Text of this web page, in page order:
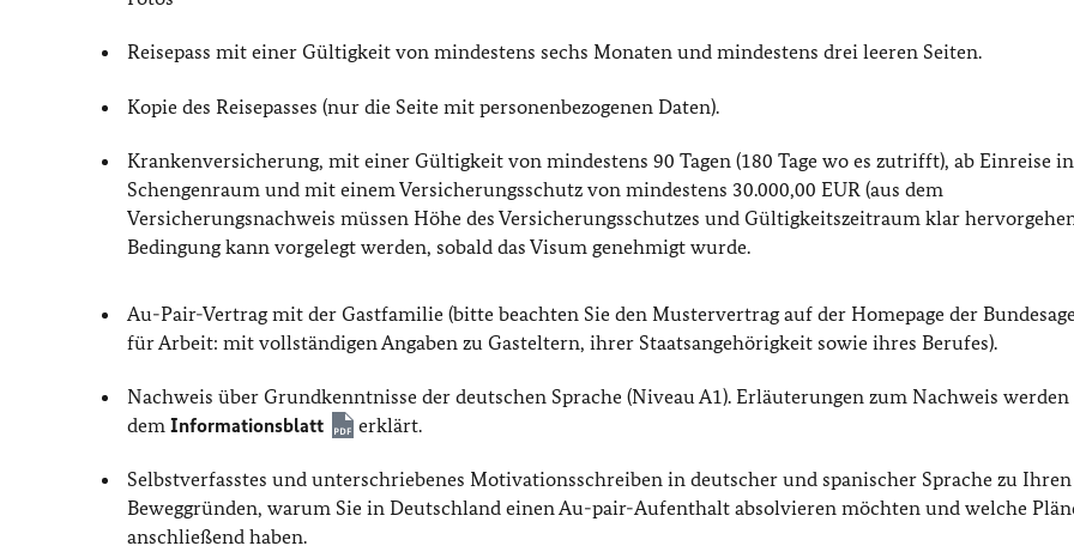
Reisepass mit einer Gültigkeit von mindestens sechs Monaten und mindestens drei leeren Seiten.
Kopie des Reisepasses (nur die Seite mit personenbezogenen Daten).
Krankenversicherung, mit einer Gültigkeit von mindestens 90 Tagen (180 Tage wo es zutrifft), ab Einreise
Schengenraum und mit einem Versicherungsschutz von mindestens 30.000,00 EUR (aus dem
Versicherungsnachweis müssen Höhe des Versicherungsschutzes und Gültigkeitszeitraum klar
Bedingung kann vorgelegt werden, sobald das Visum genehmigt wurde.
Au-Pair-Vertrag mit der Gastfamilie (bitte beachten Sie den Mustervertrag auf der Homepage der
für Arbeit: mit vollständigen Angaben zu Gasteltern, ihrer Staatsangehörigkeit sowie ihres Berufes).
Nachweis über Grundkenntnisse der deutschen Sprache (Niveau A1). Erläuterungen zum Nachweis
demInformationsblatt erklärt.
Selbstverfasstes und unterschriebenes Motivationsschreiben in deutscher und spanischer Sprache zu Ihren
Beweggründen, warum Sie in Deutschland einen Au-pair-Aufenthalt absolvieren möchten und welche
anschließend haben.